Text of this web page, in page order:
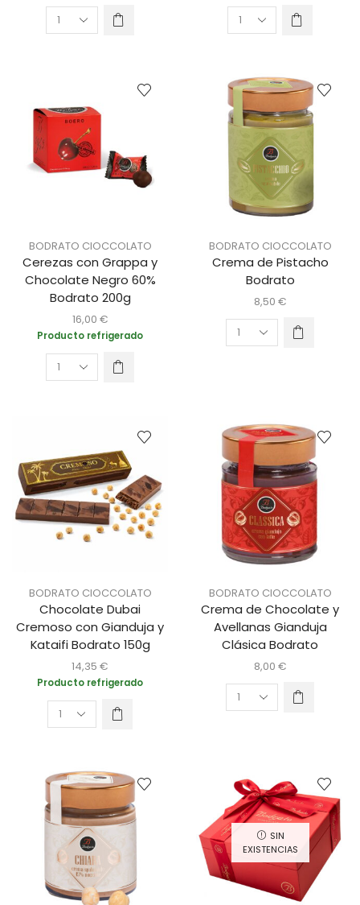
BODRATO CIOCCOLATO
Cerezas con Grappa y
Chocolate Negro 60%
Bodrato 200g
16,00 €
Producto refrigerado
BODRATO CIOCCOLATO
Crema de Pistacho
Bodrato
8,50 €
BODRATO CIOCCOLATO
Chocolate Dubai
Cremoso con Gianduja y
Kataifi Bodrato 150g
14,35 €
Producto refrigerado
BODRATO CIOCCOLATO
Crema de Chocolate y
Avellanas Gianduja
Clásica Bodrato
8,00 €
SIN
EXISTENCIAS